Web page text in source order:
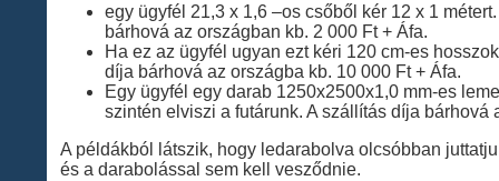
egy ügyfél 21,3 x 1,6 –os csőből kér 12 x 1
bárhová az országban kb. 2 000 Ft + Áfa.
Ha ez az ügyfél ugyan ezt kéri 120 cm-es
díja bárhová az országba kb. 10 000 Ft + Áfa.
Egy ügyfél egy darab 1250x2500x1,0 mm-es
szintén elviszi a futárunk. A szállítás díja bárhová
A példákból látszik, hogy ledarabolva olcsóbban
és a darabolással sem kell vesződnie.